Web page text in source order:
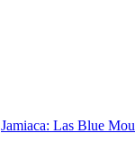
Jamiaca: Las Blue